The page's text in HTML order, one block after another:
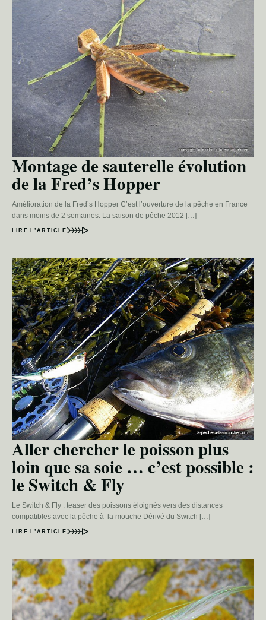
Montage de sauterelle évolution
de la Fred’s Hopper
Amélioration de la Fred’s Hopper C’est l’ouverture de la pêche en France
dans moins de 2 semaines. La saison de pêche 2012 […]
LIRE L’ARTICLE
Aller chercher le poisson plus
loin que sa soie … c’est possible :
le Switch & Fly
Le Switch & Fly : teaser des poissons éloignés vers des distances
compatibles avec la pêche à la mouche Dérivé du Switch […]
LIRE L’ARTICLE